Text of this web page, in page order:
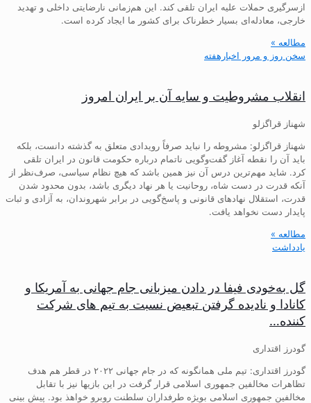
ازسرگیری حملات علیه ایران تلقی کند. این هم‌زمانی نارضایتی داخلی و تهدید
خارجی، معادله‌ای بسیار خطرناک برای کشور ما ایجاد کرده است.
مطالعه »
سخن روز و مرور اخبارهفته
انقلاب مشروطیت و سایه آن بر ایران امروز
شهناز قراگزلو
شهناز قراگزلو: مشروطه را نباید صرفاً رویدادی متعلق به گذشته دانست، بلکه
باید آن را نقطه آغاز گفت‌وگویی ناتمام درباره حکومت قانون در ایران تلقی
کرد. شاید مهم‌ترین درس آن نیز همین باشد که هیچ نظام سیاسی، صرف‌نظر از
آنکه قدرت در دست شاه، روحانیت یا هر نهاد دیگری باشد، بدون محدود شدن
قدرت، استقلال نهادهای قانونی و پاسخ‌گویی در برابر شهروندان، به آزادی و ثبات
پایدار دست نخواهد یافت.
مطالعه »
یادداشت
گل به‌خودی فیفا در دادن میزبانی جام جهانی به آمریکا و
کانادا و نادیده گرفتن تبعیض نسبت به تیم های شرکت
کننده…
گودرز اقتداری
گودرز اقتداری: تیم ملی همانگونه که در جام جهانی ۲۰۲۲ در قطر هم هدف
تظاهرات مخالفین جمهوری اسلامی قرار گرفت در این بازیها نیز با تقابل
مخالفین جمهوری اسلامی بویژه طرفداران سلطنت روبرو خواهذ بود. پیش بینی